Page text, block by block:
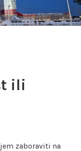
ili
zaboraviti na